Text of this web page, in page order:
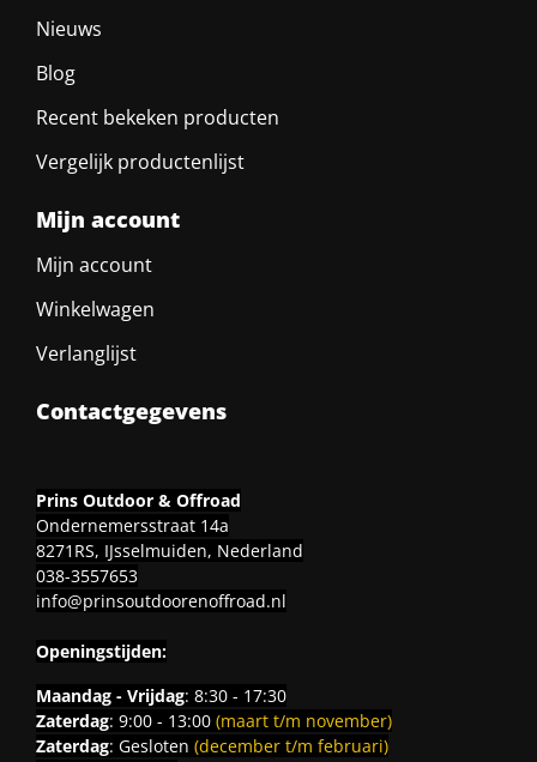
Nieuws
Blog
Recent bekeken producten
Vergelijk productenlijst
Mijn account
Mijn account
Winkelwagen
Verlanglijst
Contactgegevens
Prins Outdoor & Offroad
Ondernemersstraat 14a
8271RS, IJsselmuiden, Nederland
038-3557653
info@prinsoutdoorenoffroad.nl
Openingstijden:
Maandag - Vrijdag: 8:30 - 17:30
Zaterdag: 9:00 - 13:00 (maart t/m november)
Zaterdag: Gesloten (december t/m februari)